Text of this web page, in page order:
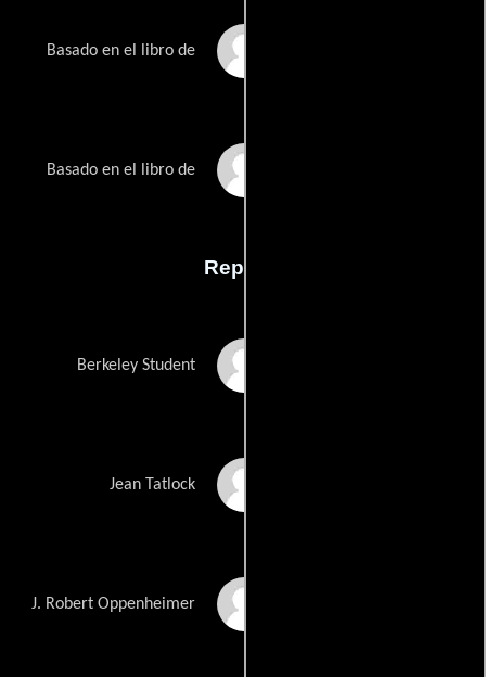
Basado en el libro de
Basado en el libro de
Reparto
Berkeley Student
Jean Tatlock
J. Robert Oppenheimer